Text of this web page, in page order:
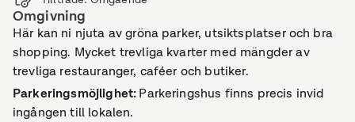
Omgivning
Här kan ni njuta av gröna parker, utsiktsplatser och bra
shopping. Mycket trevliga kvarter med mängder av
trevliga restauranger, caféer och butiker.
Parkeringsmöjlighet:Parkeringshus finns precis invid
ingången till lokalen.